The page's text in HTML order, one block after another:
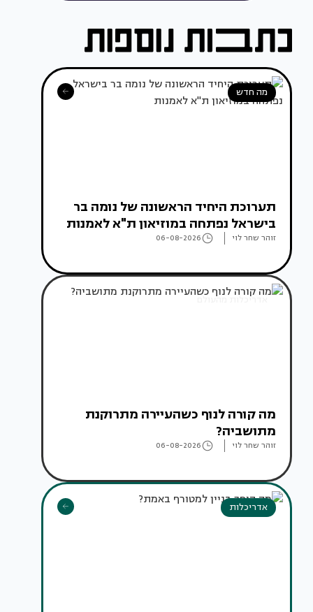
מה חדש
תערוכת היחיד הראשונה של נומה בר
בישראל נפתחה במוזיאון ת"א לאמנות
זוהר שחר לוי 06-08-2026
אדריכלות מהעולם
מה קורה לנוף כשהעיירה מתרוקנת
מתושביה?
זוהר שחר לוי 06-08-2026
אדריכלות